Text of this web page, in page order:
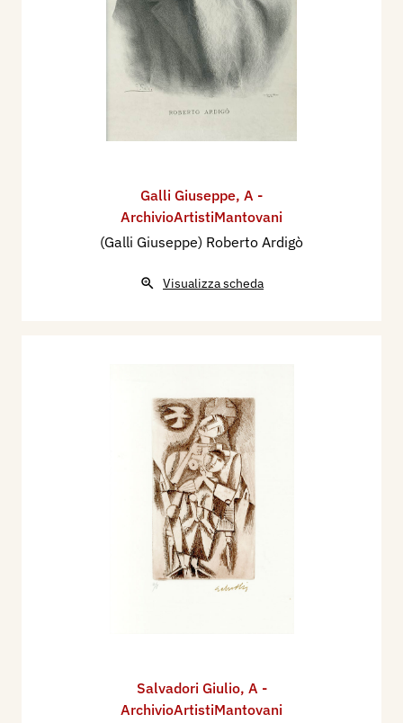
Galli Giuseppe, A -
ArchivioArtistiMantovani
(Galli Giuseppe) Roberto Ardigò
Visualizza scheda
Salvadori Giulio, A -
ArchivioArtistiMantovani